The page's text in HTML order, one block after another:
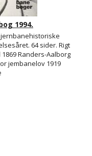
1994.
64 sider. Rigt
Randers-Aalborg
jembanelov 1919